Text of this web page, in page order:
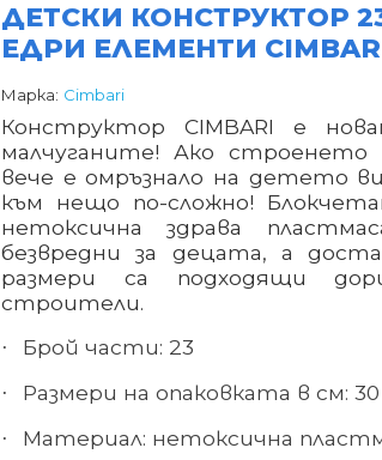
ДЕТСКИ КОНСТРУКТОР
ЕДРИ ЕЛЕМЕНТИ
Марка: Cimbari
Конструктор CIMBARI е
малчуганите! Ако
вече е омръзнало на детето
към нещо по-сложно!
нетоксична здрава
безвредни за децата, а
размери са подходящи
строители.
· Брой части: 23
· Размери на опаковката в см: 30
· Материал: нетоксична